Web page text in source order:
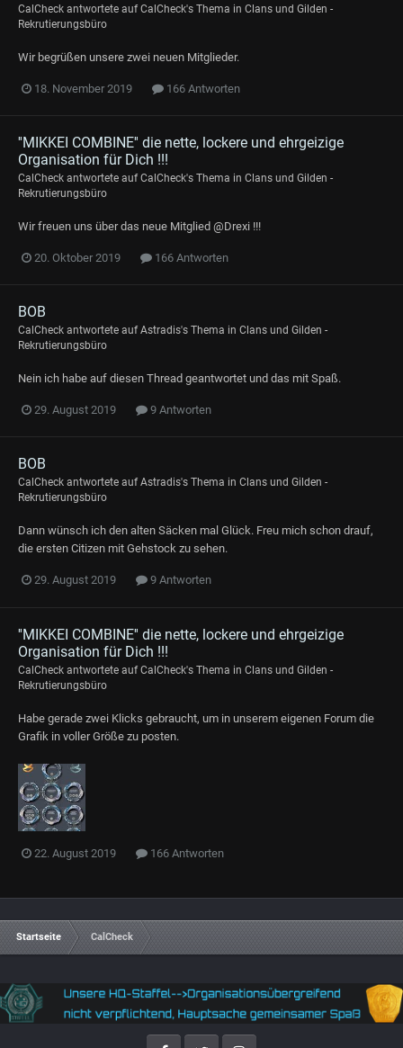
CalCheck antwortete aufCalCheck's Thema in Clans und Gilden -
Rekrutierungsbüro
Wir begrüßen unsere zwei neuen Mitglieder.
18. November 2019 166 Antworten
''MIKKEI COMBINE'' die nette, lockere und ehrgeizige
Organisation für Dich !!!
CalCheck antwortete aufCalCheck's Thema in Clans und Gilden -
Rekrutierungsbüro
Wir freuen uns über das neue Mitglied @Drexi !!!
20. Oktober 2019 166 Antworten
BOB
CalCheck antwortete aufAstradis's Thema in Clans und Gilden -
Rekrutierungsbüro
Nein ich habe auf diesen Thread geantwortet und das mit Spaß.
29. August 2019 9 Antworten
BOB
CalCheck antwortete aufAstradis's Thema in Clans und Gilden -
Rekrutierungsbüro
Dann wünsch ich den alten Säcken mal Glück. Freu mich schon drauf,
die ersten Citizen mit Gehstock zu sehen.
29. August 2019 9 Antworten
''MIKKEI COMBINE'' die nette, lockere und ehrgeizige
Organisation für Dich !!!
CalCheck antwortete aufCalCheck's Thema in Clans und Gilden -
Rekrutierungsbüro
Habe gerade zwei Klicks gebraucht, um in unserem eigenen Forum die
Grafik in voller Größe zu posten.
22. August 2019 166 Antworten
Startseite CalCheck